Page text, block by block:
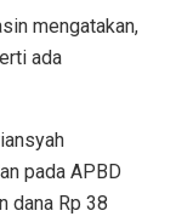
mengatakan,
ada
pada APBD
dana Rp 38